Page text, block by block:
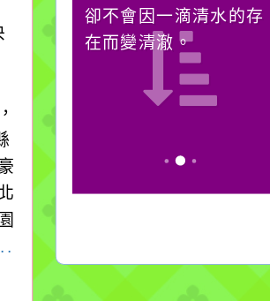
卻不會因一滴清水的存
在而變清澈。